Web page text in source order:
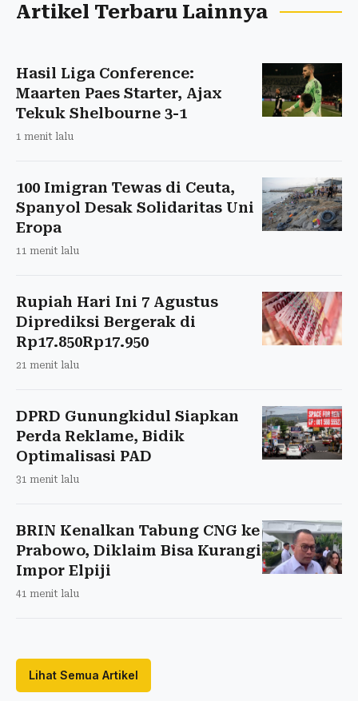
Artikel Terbaru Lainnya
Hasil Liga Conference:
Maarten Paes Starter, Ajax
Tekuk Shelbourne 3-1
1 menit lalu
100 Imigran Tewas di Ceuta,
Spanyol Desak Solidaritas Uni
Eropa
11 menit lalu
Rupiah Hari Ini 7 Agustus
Diprediksi Bergerak di
Rp17.850Rp17.950
21 menit lalu
DPRD Gunungkidul Siapkan
Perda Reklame, Bidik
Optimalisasi PAD
31 menit lalu
BRIN Kenalkan Tabung CNG ke
Prabowo, Diklaim Bisa Kurangi
Impor Elpiji
41 menit lalu
Lihat Semua Artikel